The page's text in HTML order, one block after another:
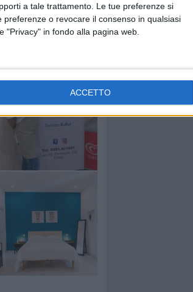
a tale trattamento. Le tue preferenze si
o revocare il consenso in qualsiasi
"Privacy" in fondo alla pagina web.
ACCETTO